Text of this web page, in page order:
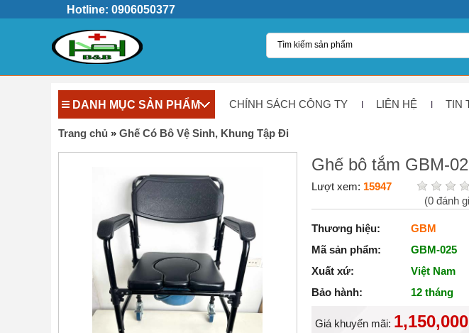
Hotline: 0906050377
DANH MỤC SẢN PHẨM CHÍNH SÁCH CÔNG TY LIÊN HỆ TIN
Trang chủ » Ghế Có Bô Vệ Sinh, Khung Tập Đi
Ghế bô tắm GBM-
Lượt xem: 15947
(0 đánh
Thương hiệu:
GBM
Mã sản phẩm:
GBM-025
Xuất xứ:
Việt Nam
Bảo hành:
12 tháng
Giá khuyến mãi: